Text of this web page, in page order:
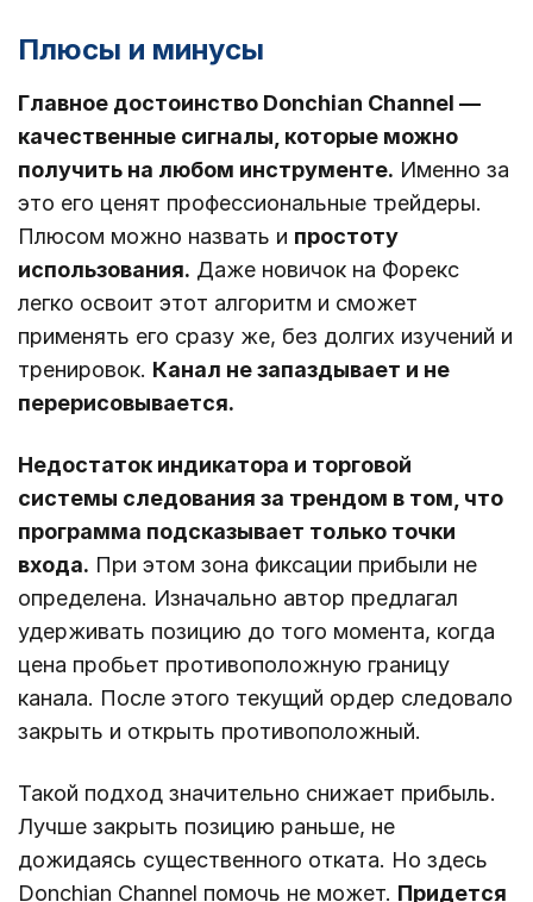
Плюсы и минусы
Главное достоинство Donchian Channel ―
качественные сигналы, которые можно
получить на любом инструменте. Именно за
это его ценят профессиональные трейдеры.
Плюсом можно назвать и простоту
использования. Даже новичок на Форекс
легко освоит этот алгоритм и сможет
применять его сразу же, без долгих изучений и
тренировок. Канал не запаздывает и не
перерисовывается.
Недостаток индикатора и торговой
системы следования за трендом в том, что
программа подсказывает только точки
входа. При этом зона фиксации прибыли не
определена. Изначально автор предлагал
удерживать позицию до того момента, когда
цена пробьет противоположную границу
канала. После этого текущий ордер следовало
закрыть и открыть противоположный.
Такой подход значительно снижает прибыль.
Лучше закрыть позицию раньше, не
дожидаясь существенного отката. Но здесь
Donchian Channel помочь не может. Придется